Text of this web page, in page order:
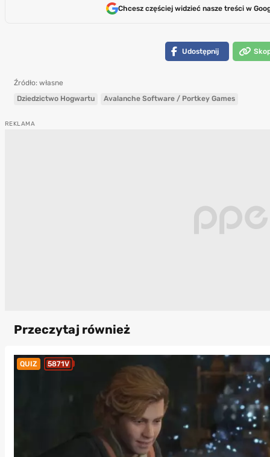
Chcesz częściej widzieć nasze treści w
Udostępnij
Źródło: własne
Dziedzictwo Hogwartu
Avalanche Software / Portkey Games
Przeczytaj również
QUIZ 5871V